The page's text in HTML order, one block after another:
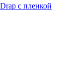
с пленкой